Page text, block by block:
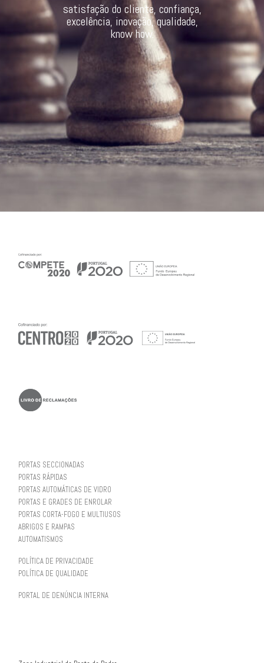
satisfação do cliente, confiança,
excelência, inovação, qualidade,
know how.
PORTAS SECCIONADAS
PORTAS RÁPIDAS
PORTAS AUTOMÁTICAS DE VIDRO
PORTAS E GRADES DE ENROLAR
PORTAS CORTA-FOGO E MULTIUSOS
ABRIGOS E RAMPAS
AUTOMATISMOS
POLÍTICA DE PRIVACIDADE
POLÍTICA DE QUALIDADE
PORTAL DE DENÚNCIA INTERNA